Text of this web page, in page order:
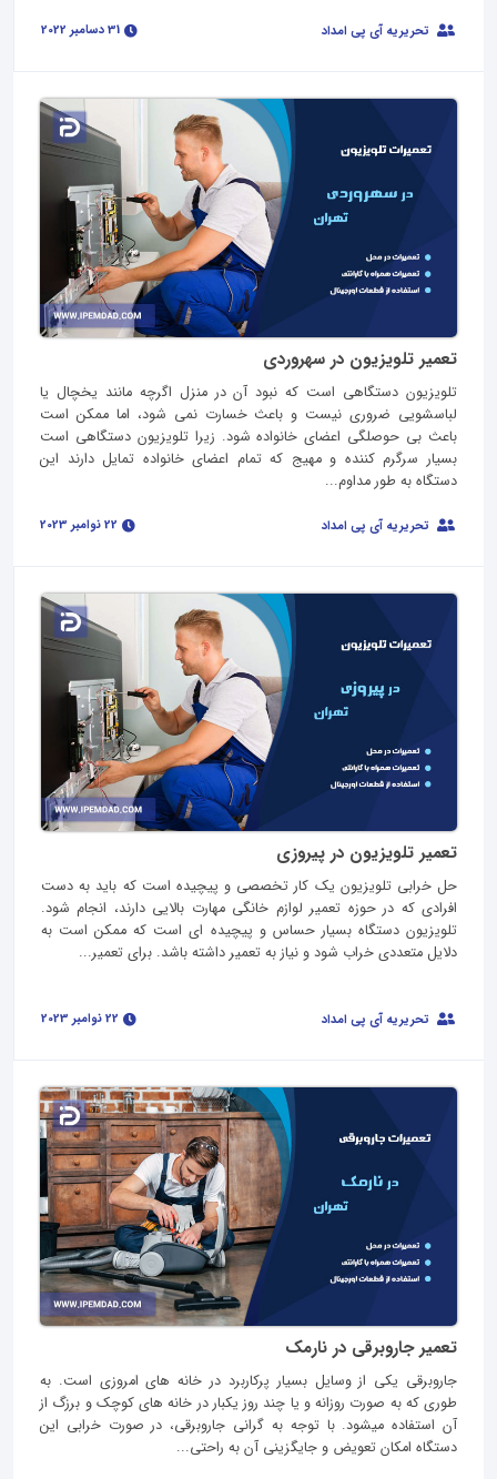
تحریریه آی پی امداد
تعمیر تلویزیون در سهروردی
تلویزیون دستگاهی است که نبود آن در منزل اگرچه مانند یخچال یا
لباسشویی ضروری نیست و باعث خسارت نمی شود، اما ممکن است
باعث بی حوصلگی اعضای خانواده شود. زیرا تلویزیون دستگاهی است
بسیار سرگرم کننده و مهیج که تمام اعضای خانواده تمایل دارند این
دستگاه به طور مداوم...
تحریریه آی پی امداد
تعمیر تلویزیون در پیروزی
حل خرابی تلویزیون یک کار تخصصی و پیچیده است که باید به دست
افرادی که در حوزه تعمیر لوازم خانگی مهارت بالایی دارند، انجام شود.
تلویزیون دستگاه بسیار حساس و پیچیده ای است که ممکن است به
دلایل متعددی خراب شود و نیاز به تعمیر داشته باشد. برای تعمیر...
تحریریه آی پی امداد
تعمیر جاروبرقی در نارمک
جاروبرقی یکی از وسایل بسیار پرکاربرد در خانه های امروزی است. به
طوری که به صورت روزانه و یا چند روز یکبار در خانه های کوچک و برزگ از
آن استفاده میشود. با توجه به گرانی جاروبرقی، در صورت خرابی این
دستگاه امکان تعویض و جایگزینی آن به راحتی...